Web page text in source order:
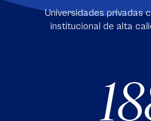
Universidades privadas
institucional de alta